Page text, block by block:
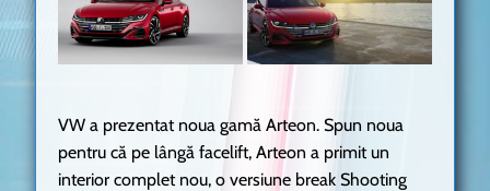
VW a prezentat noua gamă Arteon. Spun noua
pentru că pe lângă facelift, Arteon a primit un
interior complet nou, o versiune break Shooting